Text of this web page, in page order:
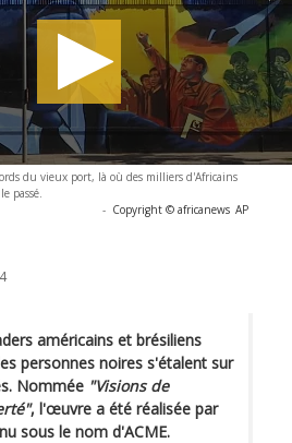
du vieux port, là où des milliers d'Africains
passé.
- Copyright © africanews AP
américains et brésiliens
personnes noires s'étalent sur
Nommée "Visions de
, l'œuvre a été réalisée par
sous le nom d'ACME.